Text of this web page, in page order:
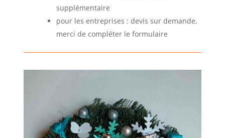
supplémentaire
pour les entreprises : devis sur demande,
merci de compléter le formulaire